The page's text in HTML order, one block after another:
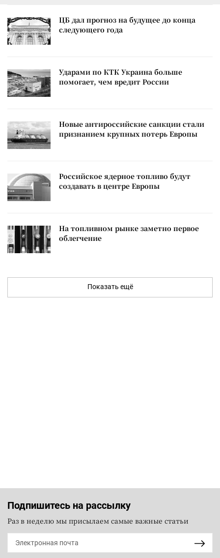
ЦБ дал прогноз на будущее до конца
следующего года
Ударами по КТК Украина больше
помогает, чем вредит России
Новые антироссийские санкции стали
признанием крупных потерь Европы
Российское ядерное топливо будут
создавать в центре Европы
На топливном рынке заметно первое
облегчение
Показать ещё
Подпишитесь на рассылку
Раз в неделю мы присылаем самые важные статьи